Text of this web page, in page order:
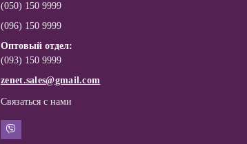
(050) 150 9999
(096) 150 9999
Оптовый отдел:
(093) 150 9999
zenet.sales@gmail.com
Связаться с нами